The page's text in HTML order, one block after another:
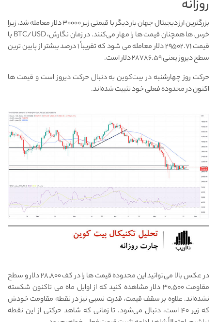
روزانه
بزرگترین ارز دیجیتال جهان بار دیگر با قیمتی زیر ۳۰۰۰۰ دلار معامله شد، زیرا
خرس ها همچنان قیمت ها را مهار می‌کنند. در زمان نگارش، BTC/USD با
قیمت ۲۹۵۰۲.۷۱ دلار معامله می شود که تقریباً ۱ درصد بیشتر از پایین ترین
سطح دیروز یعنی ۲۸۷۸۶.۵۹ دلار است.
حرکت روز چهارشنبه در بیت‌کوین به دنبال حرکت دیروز است و قیمت ها
اکنون در محدوده فعلی خود تثبیت شده‌اند.
در عکس بالا می‌توانید این محدوده قیمت ها را در کف ۲۸,۸۰۰ دلار و سطح
مقاومت ۳۰,۵۰۰ دلار مشاهده کنید که از اوایل ماه می تاکنون شکسته
نشده‌اند. علاوه بر سقف قیمت، قدرت نسبی نیز در نقطه مقاومت خودش
که زیر ۴۰ است، دنبال می‌شود. تا زمانی که شاهد حرکتی از این نقطه